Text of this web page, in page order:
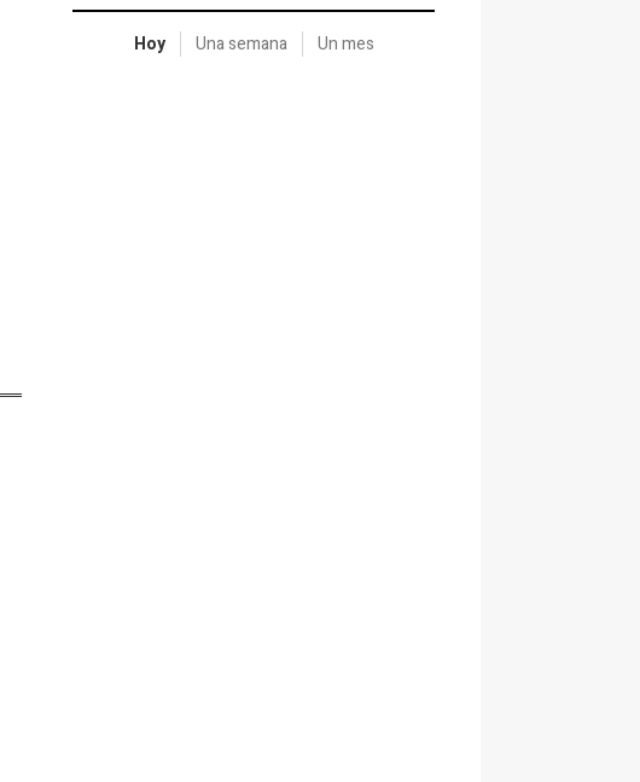
Hoy Una semana Un mes